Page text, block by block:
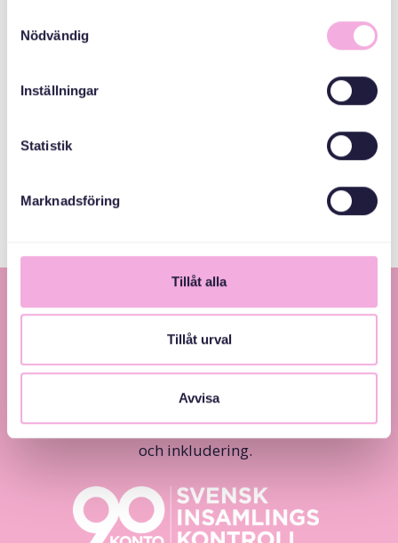
Nödvändig
Inställningar
Statistik
Marknadsföring
Tillåt alla
Tillåt urval
Avvisa
bokningen@svenskamedbaby.se
Svenska med baby – Föräldraträffar för jämlikhet
och inkludering.